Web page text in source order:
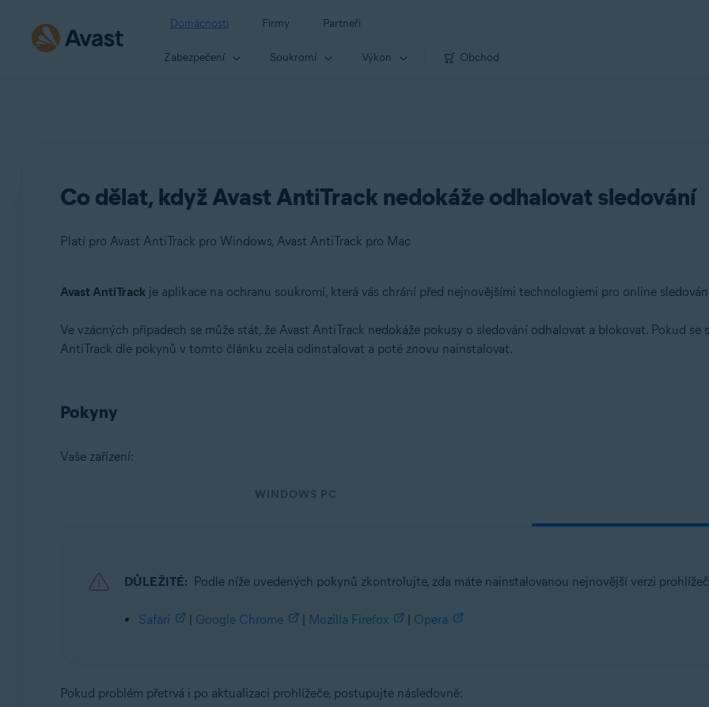
Domácnosti Firmy Partneři
Zabezpečení Soukromí Výkon Obchod
Co dělat, když Avast AntiTrack nedokáže odhalovat sledování
Platí pro Avast AntiTrack pro Windows, Avast AntiTrack pro Mac
Avast AntiTrack pro Windows 3.x
Avast AntiTrack pro Mac 1.x
Microsoft Windows 11 Home / Pro / Enterprise / Education
Apple macOS 10.14.x (Mojave)
Apple macOS 10.12.x (Sierra)
Avast AntiTrackje aplikace na ochranu soukromí, která vás chrání před nejnovějšími technologiemi pro online
Ve vzácných případech se může stát, že Avast AntiTrack nedokáže pokusy o sledování odhalovat a blokovat. Pokud
AntiTrack dle pokynů v tomto článku zcela odinstalovat a poté znovu nainstalovat.
Pokyny
Vaše zařízení:
WINDOWS PC
DŮLEŽITÉ: Podle níže uvedených pokynů zkontrolujte, zda máte nainstalovanou nejnovější verzi
Safari | Google Chrome | Mozilla Firefox | Opera
Pokud problém přetrvá i po aktualizaci prohlížeče, postupujte následovně: